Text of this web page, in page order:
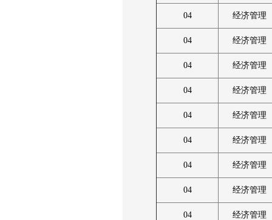
04 经济管理
04 经济管理
04 经济管理
04 经济管理
04 经济管理
04 经济管理
04 经济管理
04 经济管理
04 经济管理